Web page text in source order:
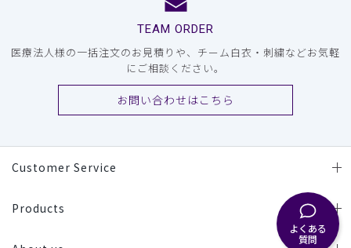
よくある
質問
TEAM ORDER
医療法人様の一括注文のお見積りや、チーム白衣・刺繍などお気軽
にご相談ください。
お問い合わせはこちら
Customer Service
Products